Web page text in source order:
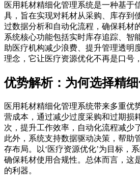
医用耗材精细化管理系统是一种基于
具，旨在实现对耗材从采购、库存到
过数据分析和自动化流程，确保耗材
系统核心功能包括实时库存追踪、智
助医疗机构减少浪费、提升管理透明
理念，它让医疗资源优化不再是口号
优势解析：为何选择精细
医用耗材精细化管理系统带来多重优
营成本，通过减少过度采购和过期损
次，提升工作效率，自动化流程减少
此外，系统支持数据驱动决策，帮助
存布局。以‘医疗资源优化’为目标，
确保耗材使用合规性。总体而言，这
的利器。